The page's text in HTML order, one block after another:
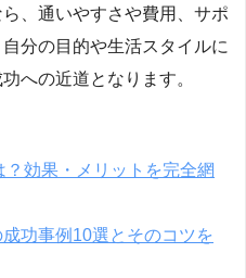
、通いやすさや費用、サポ
分の目的や生活スタイルに
への近道となります。
効果・メリットを完全網
功事例10選とそのコツを